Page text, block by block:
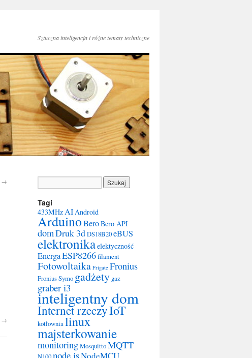
Sztuczna inteligencja i różne tematy techniczne
→
→
Tagi
433MHzAIAndroid
ArduinoBeroBero API
domDruk 3dDS18B20eBUS
elektronikaelektyczność
EnergaESP8266filament
Fotowoltaika Frigate Fronius
Fronius Symo gadżety gaz
graber i3
inteligentny dom
Internet rzeczyIoT
kotłownialinux
majsterkowanie
monitoringMosquittoMQTT
node.js